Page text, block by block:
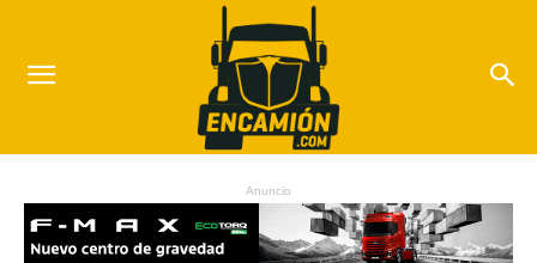
Anuncio